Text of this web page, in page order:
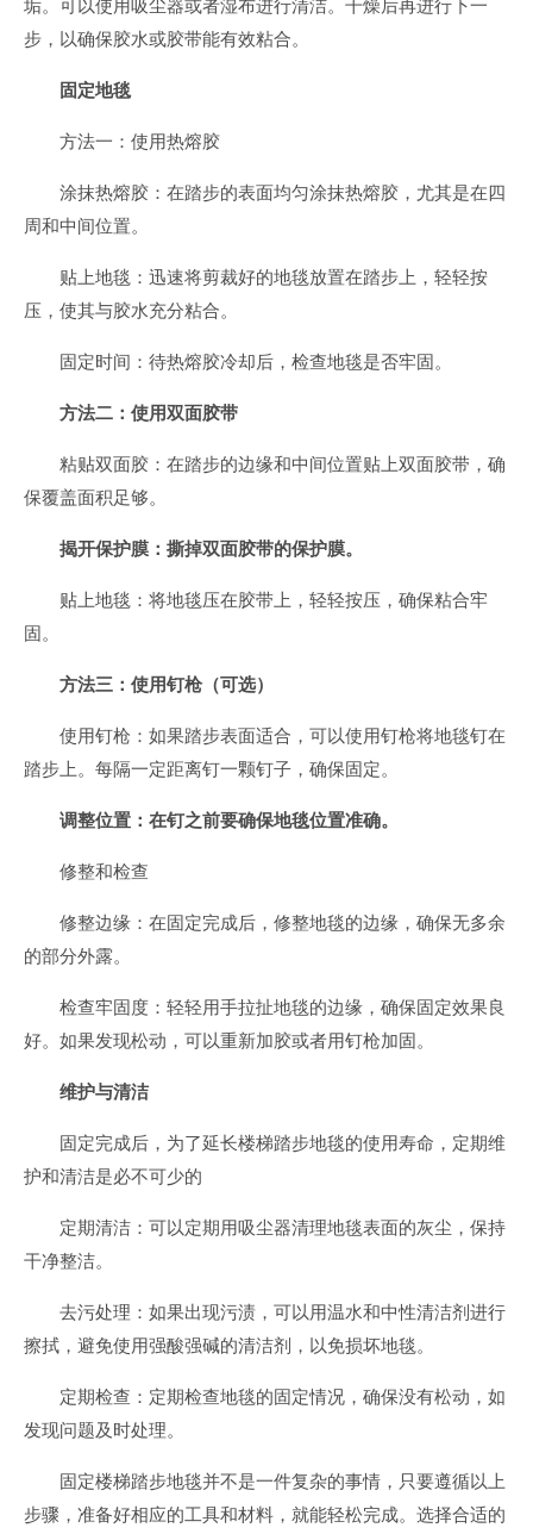
垢。可以使用吸尘器或者湿布进行清洁。干燥后再进行下一
步，以确保胶水或胶带能有效粘合。
固定地毯
方法一：使用热熔胶
涂抹热熔胶：在踏步的表面均匀涂抹热熔胶，尤其是在四
周和中间位置。
贴上地毯：迅速将剪裁好的地毯放置在踏步上，轻轻按
压，使其与胶水充分粘合。
固定时间：待热熔胶冷却后，检查地毯是否牢固。
方法二：使用双面胶带
粘贴双面胶：在踏步的边缘和中间位置贴上双面胶带，确
保覆盖面积足够。
揭开保护膜：撕掉双面胶带的保护膜。
贴上地毯：将地毯压在胶带上，轻轻按压，确保粘合牢
固。
方法三：使用钉枪（可选）
使用钉枪：如果踏步表面适合，可以使用钉枪将地毯钉在
踏步上。每隔一定距离钉一颗钉子，确保固定。
调整位置：在钉之前要确保地毯位置准确。
修整和检查
修整边缘：在固定完成后，修整地毯的边缘，确保无多余
的部分外露。
检查牢固度：轻轻用手拉扯地毯的边缘，确保固定效果良
好。如果发现松动，可以重新加胶或者用钉枪加固。
维护与清洁
固定完成后，为了延长楼梯踏步地毯的使用寿命，定期维
护和清洁是必不可少的
定期清洁：可以定期用吸尘器清理地毯表面的灰尘，保持
干净整洁。
去污处理：如果出现污渍，可以用温水和中性清洁剂进行
擦拭，避免使用强酸强碱的清洁剂，以免损坏地毯。
定期检查：定期检查地毯的固定情况，确保没有松动，如
发现问题及时处理。
固定楼梯踏步地毯并不是一件复杂的事情，只要遵循以上
步骤，准备好相应的工具和材料，就能轻松完成。选择合适的